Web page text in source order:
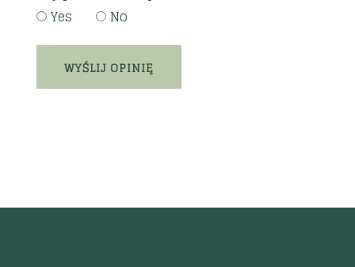
Yes
No